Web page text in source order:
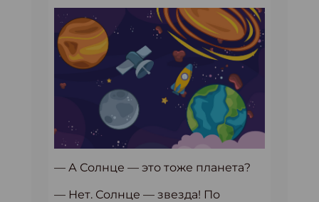
— А Солнце — это тоже планета?
— Нет. Солнце — звезда! По